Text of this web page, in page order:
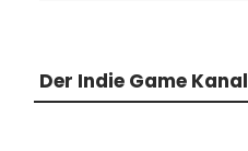
Der Indie Game Kanal